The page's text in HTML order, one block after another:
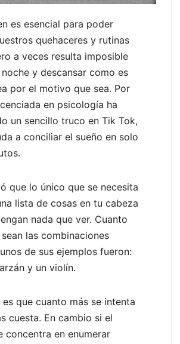
es esencial para poder
quehaceres y rutinas
a veces resulta imposible
y descansar como es
por el motivo que sea. Por
en psicología ha
un sencillo truco en Tik Tok,
a conciliar el sueño en solo
que lo único que se necesita
lista de cosas en tu cabeza
nada que ver. Cuanto
las combinaciones
de sus ejemplos fueron:
y un violín.
que cuanto más se intenta
cuesta. En cambio si el
concentra en enumerar